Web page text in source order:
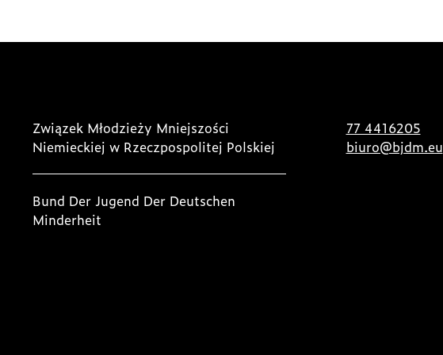
Związek Młodzieży Mniejszości
Niemieckiej w Rzeczpospolitej Polskiej
Bund Der Jugend Der Deutschen
Minderheit
77 4416205
biuro@bjdm.eu